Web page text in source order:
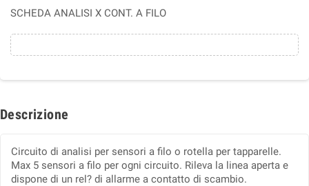
SCHEDA ANALISI X CONT. A FILO
Descrizione
Circuito di analisi per sensori a filo o rotella per tapparelle.
Max 5 sensori a filo per ogni circuito. Rileva la linea aperta e
dispone di un rel? di allarme a contatto di scambio.